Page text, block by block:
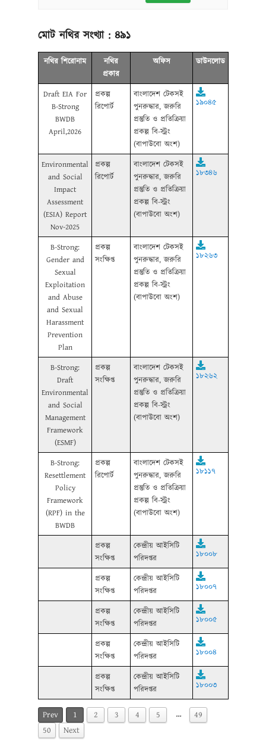
মোট নথির সংখ্যা : ৪৯১
নথির শিরোনাম
নথির
প্রকার
অফিস ডাউনলোড
Draft EIA For
B-Strong
BWDB
April,2026
প্রকল্প
রিপোর্ট
বাংলাদেশ টেকসই
পুনরুদ্ধার, জরুরি
প্রস্তুতি ও প্রতিক্রিয়া
প্রকল্প বি-স্ট্রং
(বাপাউবো অংশ)
১৯০৪৫
Environmental
and Social
Impact
Assessment
(ESIA) Report
Nov-2025
প্রকল্প
রিপোর্ট
বাংলাদেশ টেকসই
পুনরুদ্ধার, জরুরি
প্রস্তুতি ও প্রতিক্রিয়া
প্রকল্প বি-স্ট্রং
(বাপাউবো অংশ)
১৮৩৪৬
B-Strong:
Gender and
Sexual
Exploitation
and Abuse
and Sexual
Harassment
Prevention
Plan
প্রকল্প
সংক্ষিপ্ত
বাংলাদেশ টেকসই
পুনরুদ্ধার, জরুরি
প্রস্তুতি ও প্রতিক্রিয়া
প্রকল্প বি-স্ট্রং
(বাপাউবো অংশ)
১৮২৬৩
B-Strong:
Draft
Environmental
and Social
Management
Framework
(ESMF)
প্রকল্প
সংক্ষিপ্ত
বাংলাদেশ টেকসই
পুনরুদ্ধার, জরুরি
প্রস্তুতি ও প্রতিক্রিয়া
প্রকল্প বি-স্ট্রং
(বাপাউবো অংশ)
১৮২৬২
B-Strong:
Resettlement
Policy
Framework
(RPF) in the
BWDB
প্রকল্প
রিপোর্ট
বাংলাদেশ টেকসই
পুনরুদ্ধার, জরুরি
প্রস্তুতি ও প্রতিক্রিয়া
প্রকল্প বি-স্ট্রং
(বাপাউবো অংশ)
১৮১১৭
প্রকল্প
সংক্ষিপ্ত
কেন্দ্রীয় আইসিটি
পরিদপ্তর
১৮০০৮
প্রকল্প
সংক্ষিপ্ত
কেন্দ্রীয় আইসিটি
পরিদপ্তর
১৮০০৭
প্রকল্প
সংক্ষিপ্ত
কেন্দ্রীয় আইসিটি
পরিদপ্তর
১৮০০৫
প্রকল্প
সংক্ষিপ্ত
কেন্দ্রীয় আইসিটি
পরিদপ্তর
১৮০০৪
প্রকল্প
সংক্ষিপ্ত
কেন্দ্রীয় আইসিটি
পরিদপ্তর
১৮০০৩
Prev 1 2 3 4 5 …
49
50
Next